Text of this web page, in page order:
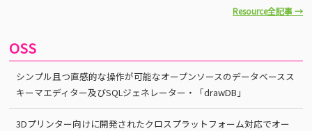
Resource全記事 →
OSS
シンプル且つ直感的な操作が可能なオープンソースのデータベースス
キーマエディター及びSQLジェネレーター・「drawDB」
3Dプリンター向けに開発されたクロスプラットフォーム対応でオー